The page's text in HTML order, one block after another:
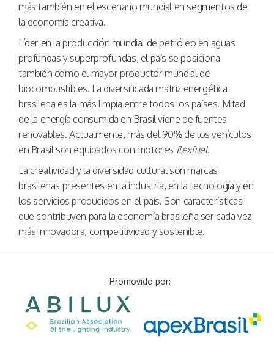
más también en el escenario mundial en segmentos de
la economía creativa.
Líder en la producción mundial de petróleo en aguas
profundas y superprofundas, el país se posiciona
también como el mayor productor mundial de
biocombustibles. La diversificada matriz energética
brasileña es la más limpia entre todos los países. Mitad
de la energía consumida en Brasil viene de fuentes
renovables. Actualmente, más del 90% de los vehículos
en Brasil son equipados con motores flexfuel.
La creatividad y la diversidad cultural son marcas
brasileñas presentes en la industria, en la tecnología y en
los servicios producidos en el país. Son características
que contribuyen para la economía brasileña ser cada vez
más innovadora, competitividad y sostenible.
Promovido por: